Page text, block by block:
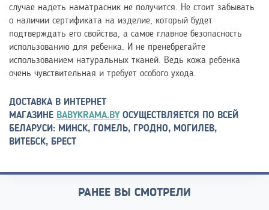
случае надеть наматрасник не получится. Не стоит забывать
о наличии сертификата на изделие, который будет
подтверждать его свойства, а самое главное безопасность
использованию для ребенка. И не пренебрегайте
использованием натуральных тканей. Ведь кожа ребенка
очень чувствительная и требует особого ухода.
ДОСТАВКА В ИНТЕРНЕТ
МАГАЗИНЕ BABYKRAMA.BY ОСУЩЕСТВЛЯЕТСЯ ПО ВСЕЙ
БЕЛАРУСИ: МИНСК, ГОМЕЛЬ, ГРОДНО, МОГИЛЕВ,
ВИТЕБСК, БРЕСТ
РАНЕЕ ВЫ СМОТРЕЛИ